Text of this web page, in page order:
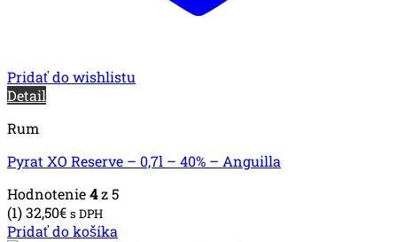
Pridať do wishlistu
Detail
Rum
Pyrat XO Reserve – 0,7l – 40% – Anguilla
Hodnotenie4z 5
(1)32,50€ s DPH
Pridať do košíka